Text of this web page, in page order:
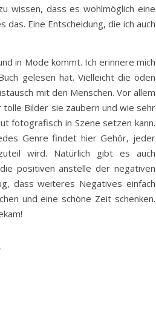
wissen, dass es wohlmöglich eine
Eine Entscheidung, die ich auch
in Mode kommt. Ich erinnere mich
gelesen hat. Vielleicht die öden
mit den Menschen. Vor allem
Bilder sie zaubern und wie sehr
fotografisch in Szene setzen kann.
Genre findet hier Gehör, jeder
wird. Natürlich gibt es auch
positiven anstelle der negativen
dass weiteres Negatives einfach
und eine schöne Zeit schenken.